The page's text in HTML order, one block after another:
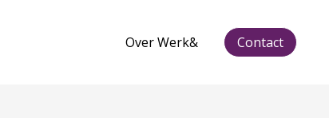
Over Werk& Contact